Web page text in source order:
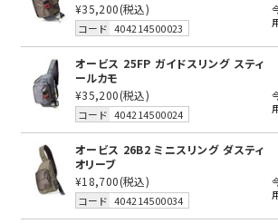
¥35,200(税込)
コード 404214500023
オービス 25FP ガイドスリング スティ
ールカモ
¥35,200(税込)
コード 404214500024
オービス 26B2 ミニスリング ダスティ
オリーブ
¥18,700(税込)
コード 404214500034